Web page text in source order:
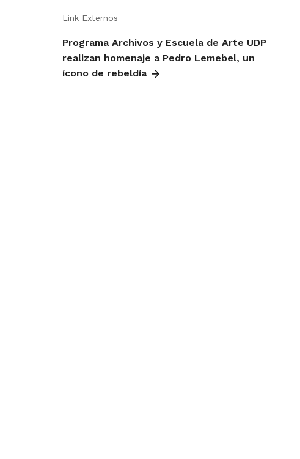
Link Externos
Programa Archivos y Escuela de Arte UDP
realizan homenaje a Pedro Lemebel, un
ícono de rebeldía